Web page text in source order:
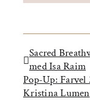
Sacred
med Isa Raim
Pop-Up: Farvel
Kristina Lumen